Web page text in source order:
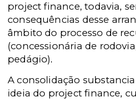
project finance, todavia,
consequências desse
âmbito do processo de
(concessionária de
pedágio).
A consolidação
ideia do project finance,